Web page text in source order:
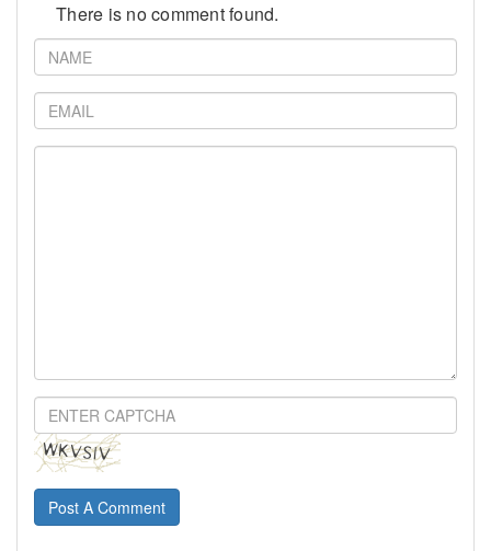
There is no comment found.
Post A Comment